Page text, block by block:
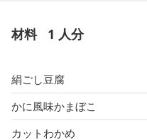
材料 1 人分
絹ごし豆腐
かに風味かまぼこ
カットわかめ